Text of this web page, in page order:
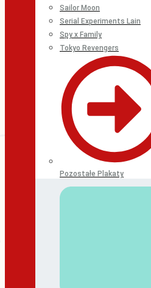
Sailor Moon
Serial Experiments Lain
Spy x Family
Tokyo Revengers
Pozostałe Plakaty